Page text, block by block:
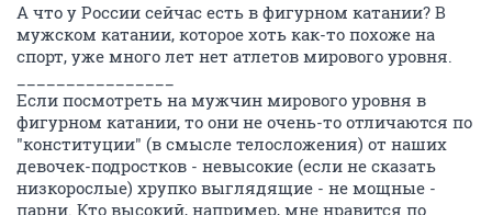
А что у России сейчас есть в фигурном катании? В
мужском катании, которое хоть как-то похоже на
спорт, уже много лет нет атлетов мирового уровня.
Если посмотреть на мужчин мирового уровня в
фигурном катании, то они не очень-то отличаются по
"конституции" (в смысле телосложения) от наших
девочек-подростков - невысокие (если не сказать
низкорослые) хрупко выглядящие - не мощные -
парни. Кто высокий, например, мне нравится по